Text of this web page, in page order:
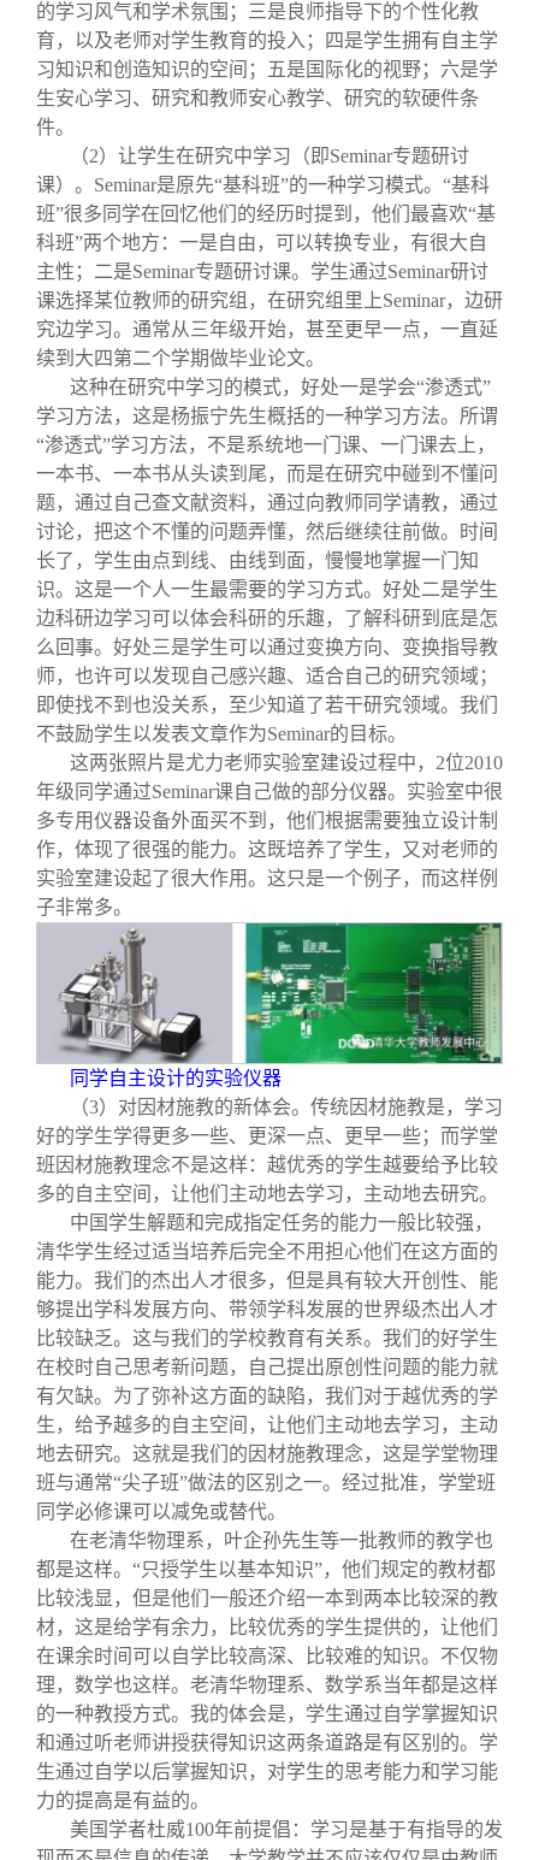
的学习风气和学术氛围；三是良师指导下的个性化教
育，以及老师对学生教育的投入；四是学生拥有自主学
习知识和创造知识的空间；五是国际化的视野；六是学
生安心学习、研究和教师安心教学、研究的软硬件条
件。
（2）让学生在研究中学习（即Seminar专题研讨
课）。Seminar是原先“基科班”的一种学习模式。“基科
班”很多同学在回忆他们的经历时提到，他们最喜欢“基
科班”两个地方：一是自由，可以转换专业，有很大自
主性；二是Seminar专题研讨课。学生通过Seminar研讨
课选择某位教师的研究组，在研究组里上Seminar，边研
究边学习。通常从三年级开始，甚至更早一点，一直延
续到大四第二个学期做毕业论文。
这种在研究中学习的模式，好处一是学会“渗透式”
学习方法，这是杨振宁先生概括的一种学习方法。所谓
“渗透式”学习方法，不是系统地一门课、一门课去上，
一本书、一本书从头读到尾，而是在研究中碰到不懂问
题，通过自己查文献资料，通过向教师同学请教，通过
讨论，把这个不懂的问题弄懂，然后继续往前做。时间
长了，学生由点到线、由线到面，慢慢地掌握一门知
识。这是一个人一生最需要的学习方式。好处二是学生
边科研边学习可以体会科研的乐趣，了解科研到底是怎
么回事。好处三是学生可以通过变换方向、变换指导教
师，也许可以发现自己感兴趣、适合自己的研究领域；
即使找不到也没关系，至少知道了若干研究领域。我们
不鼓励学生以发表文章作为Seminar的目标。
这两张照片是尤力老师实验室建设过程中，2位2010
年级同学通过Seminar课自己做的部分仪器。实验室中很
多专用仪器设备外面买不到，他们根据需要独立设计制
作，体现了很强的能力。这既培养了学生，又对老师的
实验室建设起了很大作用。这只是一个例子，而这样例
子非常多。
同学自主设计的实验仪器
（3）对因材施教的新体会。传统因材施教是，学习
好的学生学得更多一些、更深一点、更早一些；而学堂
班因材施教理念不是这样：越优秀的学生越要给予比较
多的自主空间，让他们主动地去学习，主动地去研究。
中国学生解题和完成指定任务的能力一般比较强，
清华学生经过适当培养后完全不用担心他们在这方面的
能力。我们的杰出人才很多，但是具有较大开创性、能
够提出学科发展方向、带领学科发展的世界级杰出人才
比较缺乏。这与我们的学校教育有关系。我们的好学生
在校时自己思考新问题，自己提出原创性问题的能力就
有欠缺。为了弥补这方面的缺陷，我们对于越优秀的学
生，给予越多的自主空间，让他们主动地去学习，主动
地去研究。这就是我们的因材施教理念，这是学堂物理
班与通常“尖子班”做法的区别之一。经过批准，学堂班
同学必修课可以减免或替代。
在老清华物理系，叶企孙先生等一批教师的教学也
都是这样。“只授学生以基本知识”，他们规定的教材都
比较浅显，但是他们一般还介绍一本到两本比较深的教
材，这是给学有余力，比较优秀的学生提供的，让他们
在课余时间可以自学比较高深、比较难的知识。不仅物
理，数学也这样。老清华物理系、数学系当年都是这样
的一种教授方式。我的体会是，学生通过自学掌握知识
和通过听老师讲授获得知识这两条道路是有区别的。学
生通过自学以后掌握知识，对学生的思考能力和学习能
力的提高是有益的。
美国学者杜威100年前提倡：学习是基于有指导的发